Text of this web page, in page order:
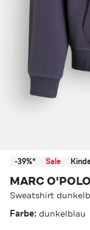
-39%* Sale
MARC O'POLO
Sweatshirt
Farbe: dunkelblau